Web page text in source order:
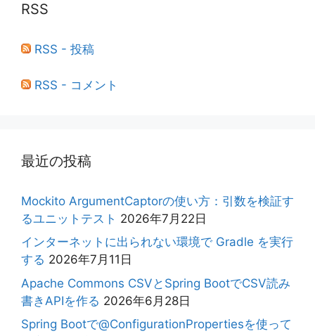
RSS
RSS - 投稿
RSS - コメント
最近の投稿
Mockito ArgumentCaptorの使い方：引数を検証す
るユニットテスト 2026年7月22日
インターネットに出られない環境で Gradle を実行
する 2026年7月11日
Apache Commons CSVとSpring BootでCSV読み
書きAPIを作る 2026年6月28日
Spring Bootで@ConfigurationPropertiesを使って